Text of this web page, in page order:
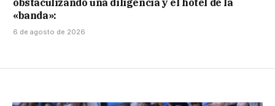
obstaculizando una diligencia y el hotel de la
«banda»:
6 de agosto de 2026